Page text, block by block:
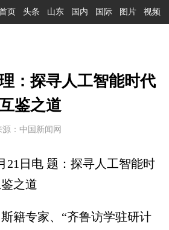
页 头条 山东 国内 国际 图片 视频
：探寻人工智能时代
鉴之道
：中国新闻网
日电 题：探寻人工智能时
之道
专家、“齐鲁访学驻研计